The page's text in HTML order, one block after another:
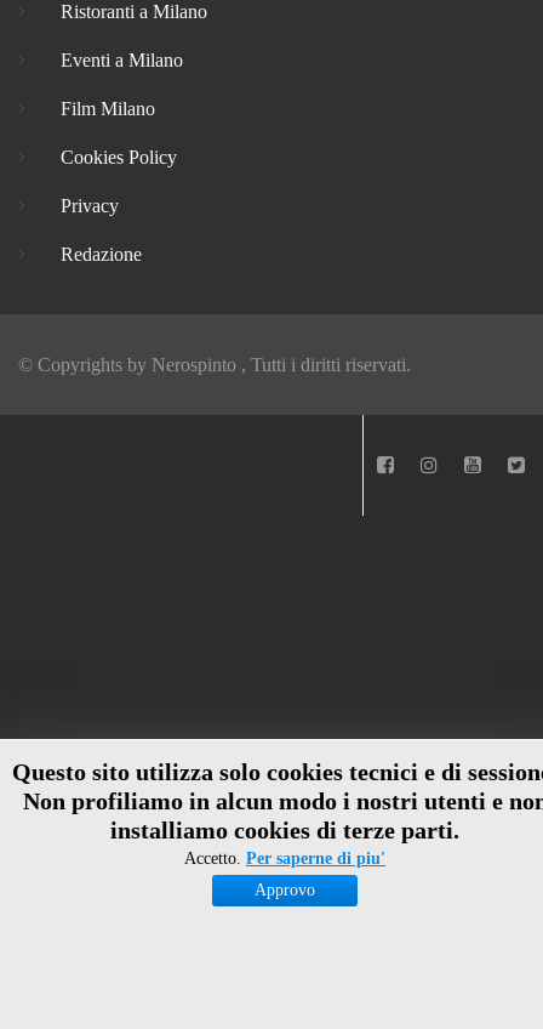
Questo sito utilizza solo cookies tecnici e di
Non profiliamo in alcun modo i nostri utenti e
installiamo cookies di terze parti.
Accetto. Per saperne di piu'
Approvo
Ristoranti a Milano
Eventi a Milano
Film Milano
Cookies Policy
Privacy
Redazione
© Copyrights by Nerospinto , Tutti i diritti riservati.